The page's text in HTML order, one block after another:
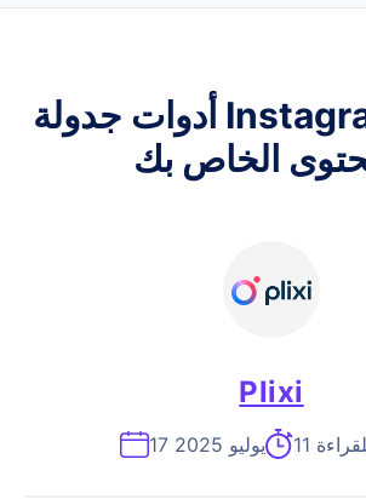
أدوات جدولة Instagram لتنظيم
الخاص بك
Plixi
17 يوليو 2025